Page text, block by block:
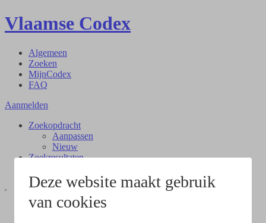
Deze website maakt gebruik
van cookies
Vlaamse Codex
Algemeen
Zoeken
MijnCodex
FAQ
Aanmelden
Zoekopdracht
Aanpassen
Nieuw
Zoekresultaten